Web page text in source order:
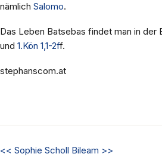
nämlich Salomo.
Das Leben Batsebas findet man in der
und 1.Kön 1,1-2ff.
stephanscom.at
<< Sophie Scholl Bileam >>